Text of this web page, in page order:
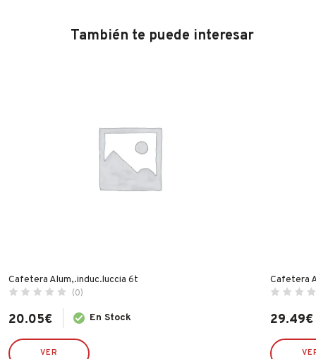
También te puede interesar
Cafetera Alum,.induc.luccia 6t
(0)
20.05€ En Stock
VER
Cafetera
29.49€